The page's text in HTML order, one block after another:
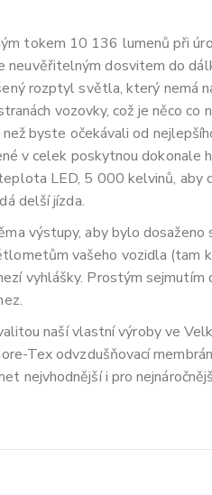
tokem 10 136 lumenů při
dosvitem do
rozptyl světla, který nemá
vozovky, což je něco
byste očekávali od
v celek poskytnou dokonale
LED, 5 000 kelvinů, aby
delší jízda.
výstupy, aby bylo dosaženo
vašeho vozidla (tam
vyhlášky. Prostým
naší vlastní výroby ve
Tex odvzdušňovací
nejvhodnější i pro